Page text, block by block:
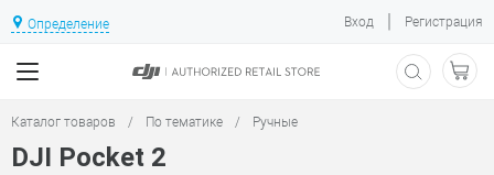
Определение Вход | Регистрация
Каталог товаров / По тематике / Ручные
DJI Pocket 2